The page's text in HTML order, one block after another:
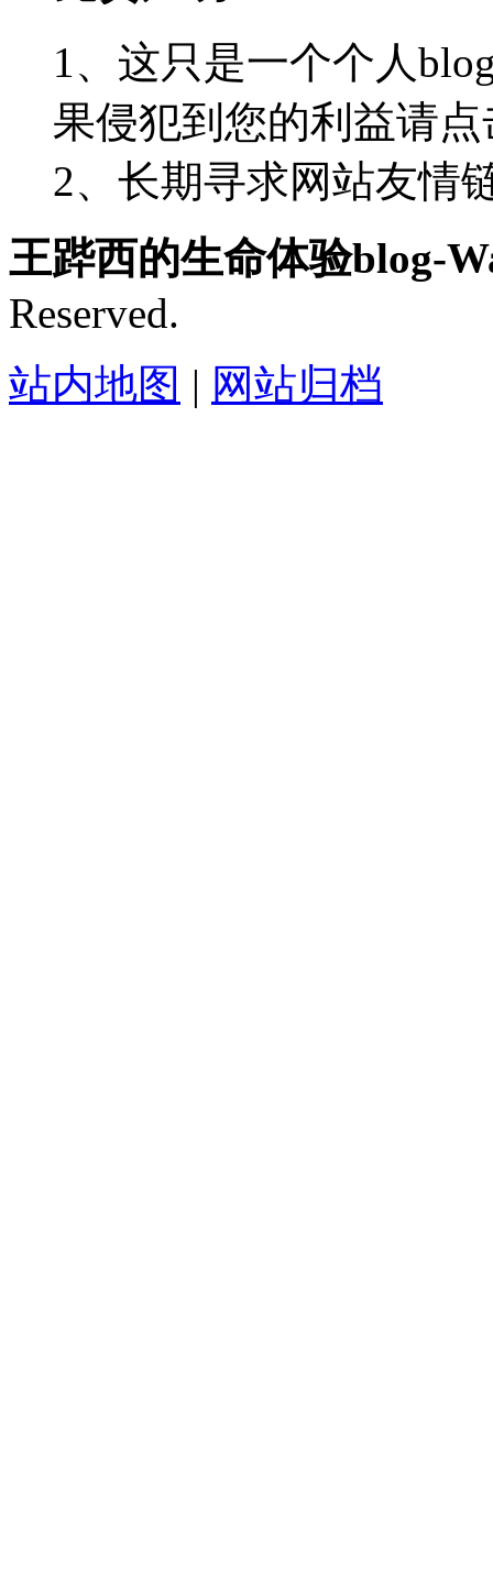
1、这只是一个个人
果侵犯到您的利益请
2、长期寻求网站友情
王跸西的生命体验blog-
Reserved.
站内地图 | 网站归档